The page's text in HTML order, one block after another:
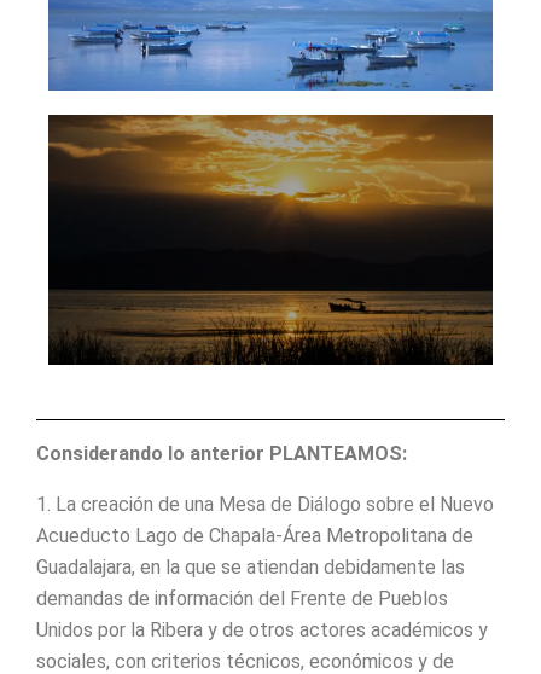
Considerando lo anterior PLANTEAMOS:
1. La creación de una Mesa de Diálogo sobre el Nuevo
Acueducto Lago de Chapala-Área Metropolitana de
Guadalajara, en la que se atiendan debidamente las
demandas de información del Frente de Pueblos
Unidos por la Ribera y de otros actores académicos y
sociales, con criterios técnicos, económicos y de